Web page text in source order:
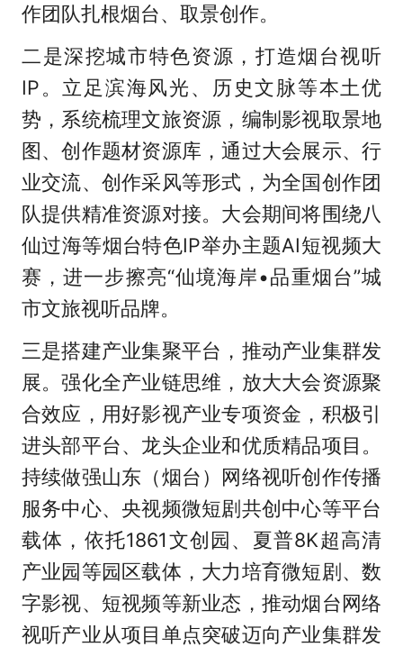
作团队扎根烟台、取景创作。
二是深挖城市特色资源，打造烟台视听
IP。立足滨海风光、历史文脉等本土优
势，系统梳理文旅资源，编制影视取景地
图、创作题材资源库，通过大会展示、行
业交流、创作采风等形式，为全国创作团
队提供精准资源对接。大会期间将围绕八
仙过海等烟台特色IP举办主题AI短视频大
赛，进一步擦亮“仙境海岸•品重烟台”城
市文旅视听品牌。
三是搭建产业集聚平台，推动产业集群发
展。强化全产业链思维，放大大会资源聚
合效应，用好影视产业专项资金，积极引
进头部平台、龙头企业和优质精品项目。
持续做强山东（烟台）网络视听创作传播
服务中心、央视频微短剧共创中心等平台
载体，依托1861文创园、夏普8K超高清
产业园等园区载体，大力培育微短剧、数
字影视、短视频等新业态，推动烟台网络
视听产业从项目单点突破迈向产业集群发